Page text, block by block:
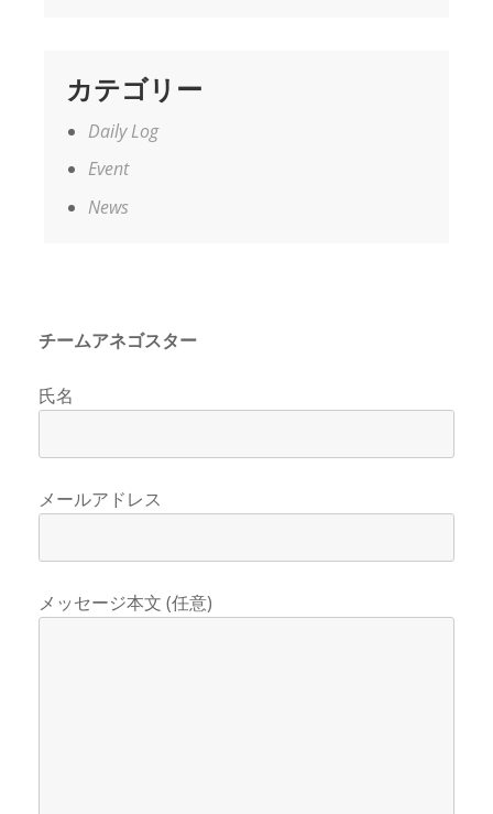
カテゴリー
Daily Log
Event
News
チームアネゴスター
氏名
メールアドレス
メッセージ本文 (任意)